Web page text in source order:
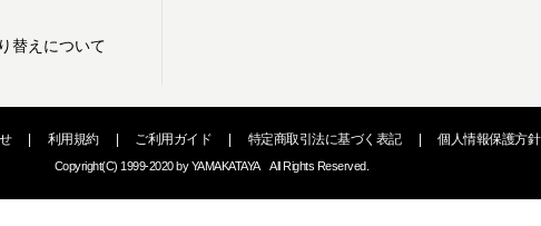
替えについて
| 利用規約 | ご利用ガイド | 特定商取引法に基づく表記 | 個人情報保護方針
Copyright(C) 1999-2020 by YAMAKATAYA All Rights Reserved.